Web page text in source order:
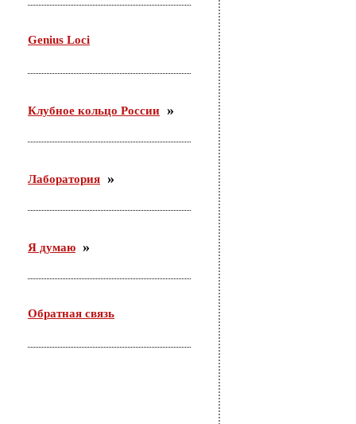
29 октября проводила семинар в Доме молодежи
Железнодорожного района г. Новосибирска. Тема:
«Актуальные подходы организации работы с
молодежью по месту жительства».
Genius Loci
Клубное кольцо России
Лаборатория
Я думаю
Обратная связь